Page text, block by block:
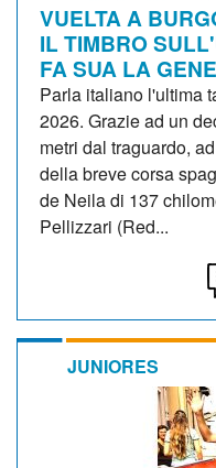
VUELTA A
IL TIMBRO
FA SUA LA
Parla italiano l'ultima
2026. Grazie ad un
metri dal traguardo,
della breve corsa
de Neila di 137
Pellizzari (Red...
JUNIORES